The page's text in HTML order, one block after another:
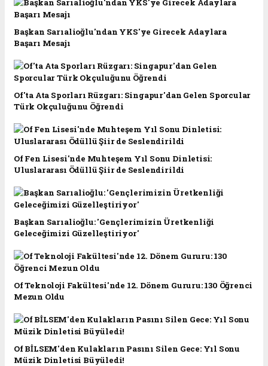
Başkan Sarıalioğlu'ndan YKS'ye Girecek Adaylara
Başarı Mesajı
Of'ta Ata Sporları Rüzgarı: Singapur'dan Gelen Sporcular
Türk Okçuluğunu Öğrendi
Of Fen Lisesi'nde Muhteşem Yıl Sonu Dinletisi:
Uluslararası Ödüllü Şiir de Seslendirildi
Başkan Sarıalioğlu: 'Gençlerimizin Üretkenliği
Geleceğimizi Güzelleştiriyor'
Of Teknoloji Fakültesi'nde 12. Dönem Gururu: 130 Öğrenci
Mezun Oldu
Of BİLSEM'den Kulakların Pasını Silen Gece: Yıl Sonu
Müzik Dinletisi Büyüledi!